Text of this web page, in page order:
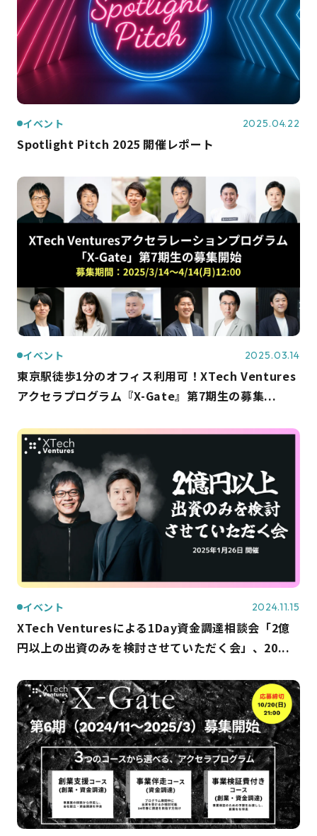
イベント 2025.04.22
Spotlight Pitch 2025 開催レポート
イベント 2025.03.14
東京駅徒歩1分のオフィス利用可！XTech Ventures
アクセラプログラム『X-Gate』第7期生の募集...
イベント 2024.11.15
XTech Venturesによる1Day資金調達相談会「2億
円以上の出資のみを検討させていただく会」、20...